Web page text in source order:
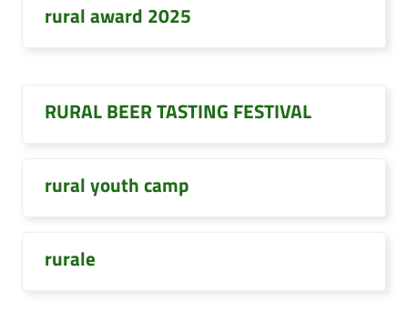
rural award 2025
RURAL BEER TASTING FESTIVAL
rural youth camp
rurale